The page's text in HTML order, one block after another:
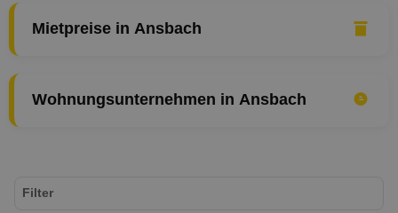
Mietpreise in Ansbach
Wohnungsunternehmen in Ansbach
Filter